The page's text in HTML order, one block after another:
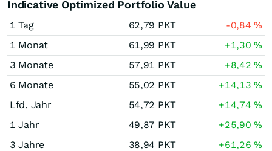
Indicative Optimized Portfolio Value
1 Tag 62,79 PKT -0,84%
1 Monat
61,99 PKT +1,30%
3 Monate
57,91 PKT +8,42%
6 Monate
55,02 PKT +14,13%
Lfd. Jahr
54,72 PKT +14,74%
1 Jahr
49,87 PKT +25,90%
3 Jahre
38,94 PKT +61,26%